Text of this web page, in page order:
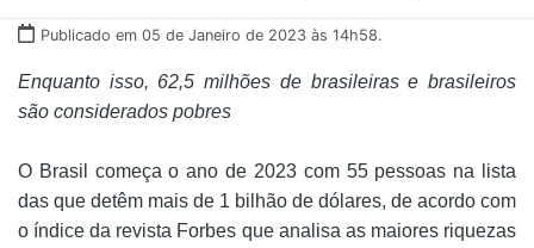
Publicado em 05 de Janeiro de 2023 às 14h58.
Enquanto isso, 62,5 milhões de brasileiras e brasileiros
são considerados pobres
O Brasil começa o ano de 2023 com 55 pessoas na lista
das que detêm mais de 1 bilhão de dólares, de acordo com
o índice da revista Forbes que analisa as maiores riquezas